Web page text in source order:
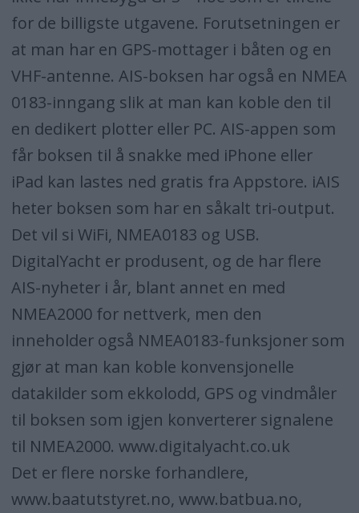
for de billigste utgavene. Forutsetningen er
at man har en GPS-mottager i båten og en
VHF-antenne. AIS-boksen har også en NMEA
0183-inngang slik at man kan koble den til
en dedikert plotter eller PC. AIS-appen som
får boksen til å snakke med iPhone eller
iPad kan lastes ned gratis fra Appstore. iAIS
heter boksen som har en såkalt tri-output.
Det vil si WiFi, NMEA0183 og USB.
DigitalYacht er produsent, og de har flere
AIS-nyheter i år, blant annet en med
NMEA2000 for nettverk, men den
inneholder også NMEA0183-funksjoner som
gjør at man kan koble konvensjonelle
datakilder som ekkolodd, GPS og vindmåler
til boksen som igjen konverterer signalene
til NMEA2000. www.digitalyacht.co.uk
Det er flere norske forhandlere,
www.baatutstyret.no, www.batbua.no,